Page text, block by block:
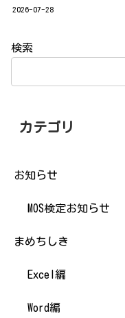
2026-07-28
検索
カテゴリ
お知らせ
MOS検定お知らせ
まめちしき
Excel編
Word編